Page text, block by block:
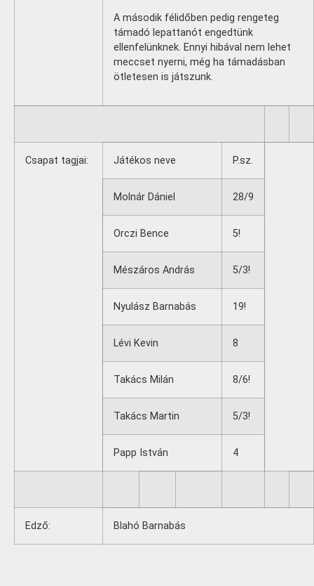
A második félidőben pedig rengeteg
támadó lepattanót engedtünk
ellenfelünknek. Ennyi hibával nem lehet
meccset nyerni, még ha támadásban
ötletesen is játszunk.
Csapat tagjai: Játékos neve P.sz.
Molnár Dániel 28/9
Orczi Bence 5!
Mészáros András 5/3!
Nyulász Barnabás 19!
Lévi Kevin 8
Takács Milán 8/6!
Takács Martin 5/3!
Papp István 4
Edző: Blahó Barnabás